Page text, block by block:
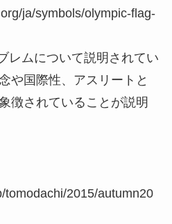
ja/symbols/olympic-flag-
レムについて説明されてい
や国際性、アスリートと
徴されていることが説明
tomodachi/2015/autumn20